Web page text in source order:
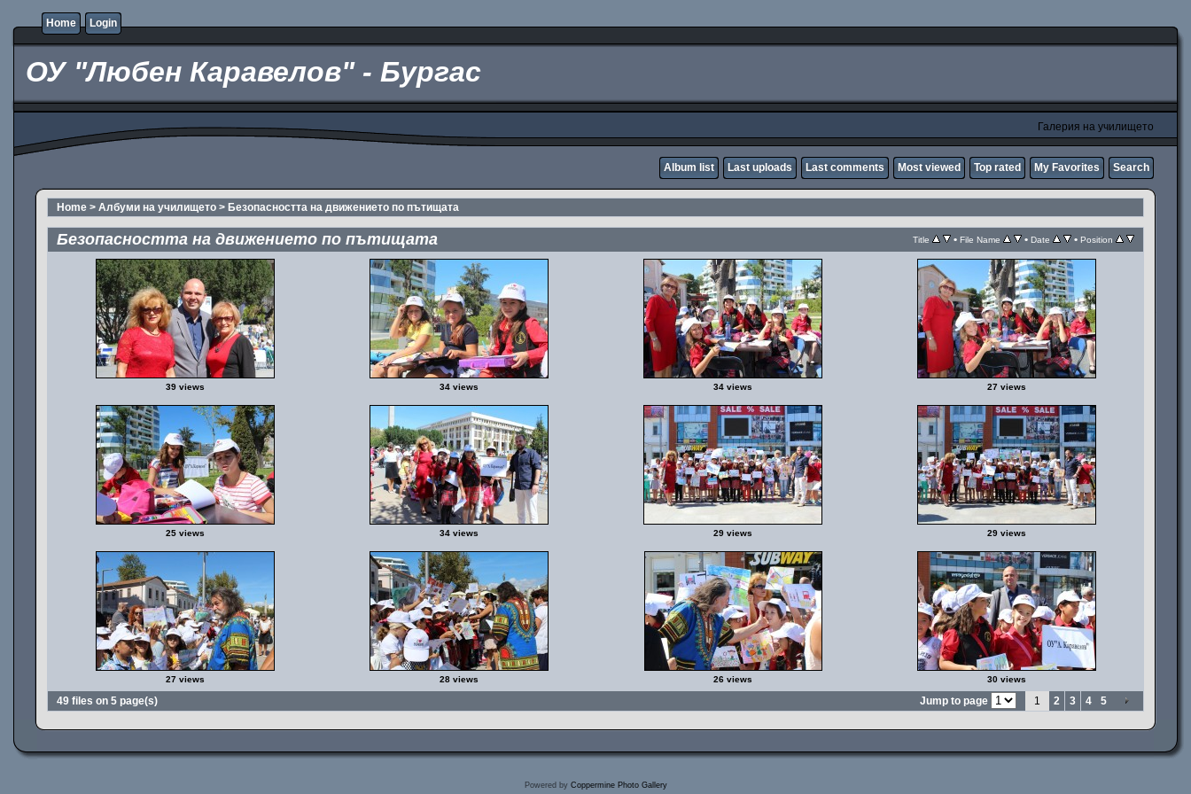
Home Login
ОУ "Любен Каравелов" - Бургас
Галерия на училището
Album list Last uploads Last comments Most viewed Top rated My Favorites Search
Home > Албуми на училището > Безопасността на движението по пътищата
Безопасността на движението по пътищата Title • File Name • Date • Position
39 views 34 views 34 views 27 views
25 views 34 views 29 views 29 views
27 views 28 views 26 views 30 views
49 files on 5 page(s) Jump to page 1 2 3 4 5
Powered by Coppermine Photo Gallery